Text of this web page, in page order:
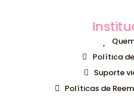
Política
Suporte
Políticas de